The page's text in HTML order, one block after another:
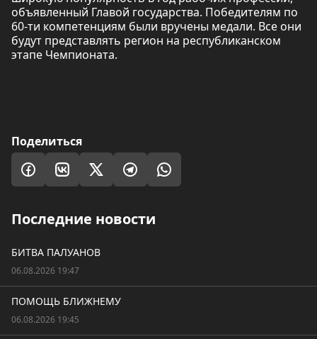
объявленный Главой государства. Победителям по
60-ти компетенциям были вручены медали. Все они
будут представлять регион на республиканском
этапе Чемпионата.
Поделиться
Последние новости
БИТВА ПАЛУАНОВ
06.08.2026 19:47
ПОМОЩЬ БЛИЖНЕМУ
06.08.2026 19:45